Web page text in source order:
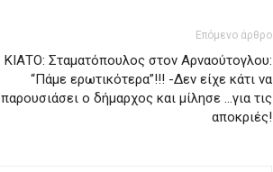
Επόμενο άρθρο
ΚΙΑΤΟ: Σταματόπουλος στον Αρναούτογλου:
“Πάμε ερωτικότερα”!!! -Δεν είχε κάτι να
παρουσιάσει ο δήμαρχος και μίλησε …για τις
αποκριές!